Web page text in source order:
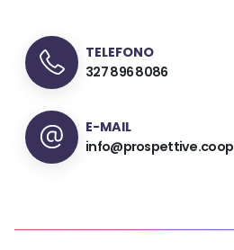
TELEFONO
327 896 8086
E-MAIL
info@prospettive.coop